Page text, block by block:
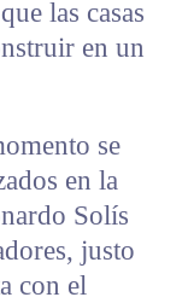
las casas
en un
se
en la
Solís
justo
con el